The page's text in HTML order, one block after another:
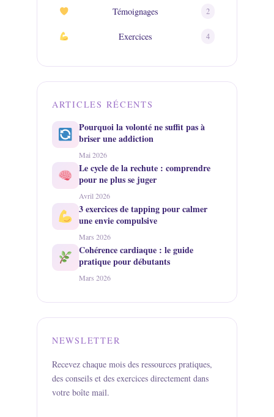
Témoignages 2
Exercices 4
ARTICLES RÉCENTS
Pourquoi la volonté ne suffit pas à
briser une addiction
Mai 2026
Le cycle de la rechute : comprendre
pour ne plus se juger
Avril 2026
3 exercices de tapping pour calmer
une envie compulsive
Mars 2026
Cohérence cardiaque : le guide
pratique pour débutants
Mars 2026
NEWSLETTER
Recevez chaque mois des ressources pratiques,
des conseils et des exercices directement dans
votre boîte mail.